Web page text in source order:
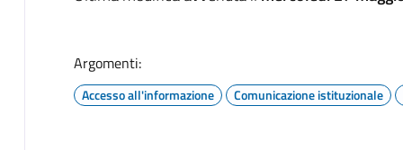
Argomenti:
Accesso all'informazione Comunicazione istituzionale